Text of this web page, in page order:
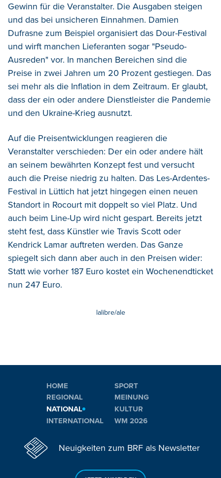
Gewinn für die Veranstalter. Die Ausgaben steigen
und das bei unsicheren Einnahmen. Damien
Dufrasne zum Beispiel organisiert das Dour-Festival
und wirft manchen Lieferanten sogar "Pseudo-
Ausreden" vor. In manchen Bereichen sind die
Preise in zwei Jahren um 20 Prozent gestiegen. Das
sei mehr als die Inflation in dem Zeitraum. Er glaubt,
dass der ein oder andere Dienstleister die Pandemie
und den Ukraine-Krieg ausnutzt.
Auf die Preisentwicklungen reagieren die
Veranstalter verschieden: Der ein oder andere hält
an seinem bewährten Konzept fest und versucht
auch die Preise niedrig zu halten. Das Les-Ardentes-
Festival in Lüttich hat jetzt hingegen einen neuen
Standort in Rocourt mit doppelt so viel Platz. Und
auch beim Line-Up wird nicht gespart. Bereits jetzt
steht fest, dass Künstler wie Travis Scott oder
Kendrick Lamar auftreten werden. Das Ganze
spiegelt sich dann aber auch in den Preisen wider:
Statt wie vorher 187 Euro kostet ein Wochenendticket
nun 247 Euro.
lalibre/ale
HOME
REGIONAL
NATIONAL
INTERNATIONAL
SPORT
MEINUNG
KULTUR
WM 2026
Neuigkeiten zum BRF als Newsletter